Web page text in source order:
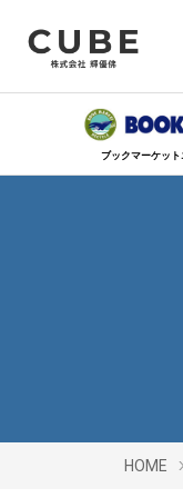
ブックマーケッ
HOME